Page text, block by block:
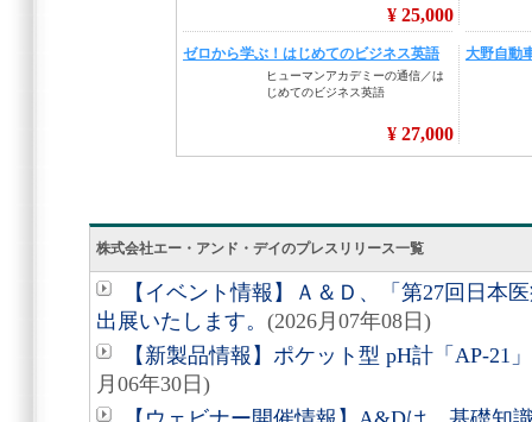
株式会社エー・アンド・デイのプレスリリース一覧
【イベント情報】Ａ＆Ｄ、「第27回日本
出展いたします。 (2026月07年08日)
【新製品情報】ポケット型 pH計「AP-21
月06年30日)